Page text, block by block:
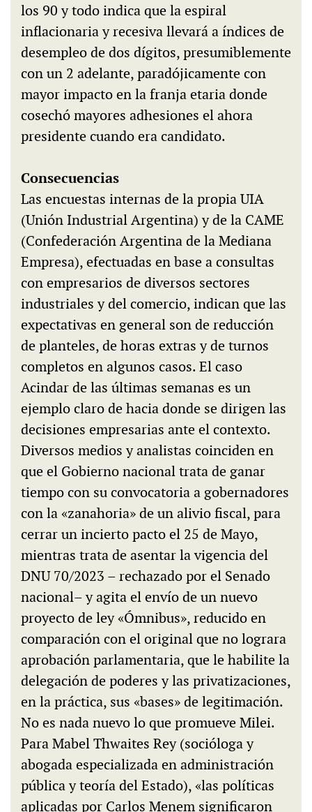
los 90 y todo indica que la espiral
inflacionaria y recesiva llevará a índices de
desempleo de dos dígitos, presumiblemente
con un 2 adelante, paradójicamente con
mayor impacto en la franja etaria donde
cosechó mayores adhesiones el ahora
presidente cuando era candidato.
Consecuencias
Las encuestas internas de la propia UIA
(Unión Industrial Argentina) y de la CAME
(Confederación Argentina de la Mediana
Empresa), efectuadas en base a consultas
con empresarios de diversos sectores
industriales y del comercio, indican que las
expectativas en general son de reducción
de planteles, de horas extras y de turnos
completos en algunos casos. El caso
Acindar de las últimas semanas es un
ejemplo claro de hacia donde se dirigen las
decisiones empresarias ante el contexto.
Diversos medios y analistas coinciden en
que el Gobierno nacional trata de ganar
tiempo con su convocatoria a gobernadores
con la «zanahoria» de un alivio fiscal, para
cerrar un incierto pacto el 25 de Mayo,
mientras trata de asentar la vigencia del
DNU 70/2023 – rechazado por el Senado
nacional– y agita el envío de un nuevo
proyecto de ley «Ómnibus», reducido en
comparación con el original que no lograra
aprobación parlamentaria, que le habilite la
delegación de poderes y las privatizaciones,
en la práctica, sus «bases» de legitimación.
No es nada nuevo lo que promueve Milei.
Para Mabel Thwaites Rey (socióloga y
abogada especializada en administración
pública y teoría del Estado), «las políticas
aplicadas por Carlos Menem significaron